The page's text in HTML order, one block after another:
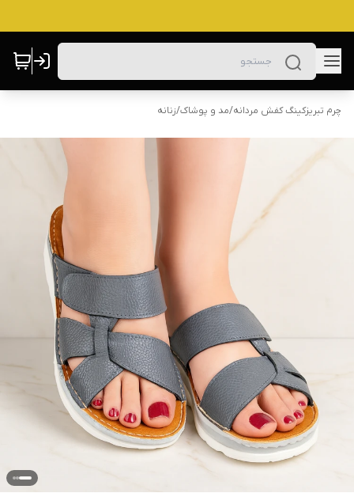
چرم تبریزکینگ کفش مردانه/مد و پوشاک/زنانه